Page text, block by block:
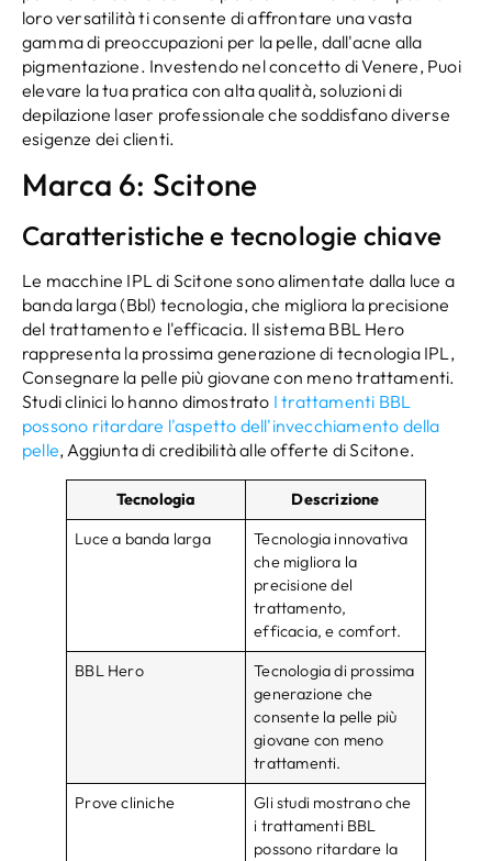
loro versatilità ti consente di affrontare una vasta
gamma di preoccupazioni per la pelle, dall'acne alla
pigmentazione. Investendo nel concetto di Venere, Puoi
elevare la tua pratica con alta qualità, soluzioni di
depilazione laser professionale che soddisfano diverse
esigenze dei clienti.
Marca 6: Scitone
Caratteristiche e tecnologie chiave
Le macchine IPL di Scitone sono alimentate dalla luce a
banda larga (Bbl) tecnologia, che migliora la precisione
del trattamento e l'efficacia. Il sistema BBL Hero
rappresenta la prossima generazione di tecnologia IPL,
Consegnare la pelle più giovane con meno trattamenti.
Studi clinici lo hanno dimostrato I trattamenti BBL
possono ritardare l'aspetto dell'invecchiamento della
pelle, Aggiunta di credibilità alle offerte di Scitone.
Tecnologia
Descrizione
Luce a banda larga
Tecnologia innovativa
che migliora la
precisione del
trattamento,
efficacia, e comfort.
BBL Hero
Tecnologia di prossima
generazione che
consente la pelle più
giovane con meno
trattamenti.
Prove cliniche
Gli studi mostrano che
i trattamenti BBL
possono ritardare la